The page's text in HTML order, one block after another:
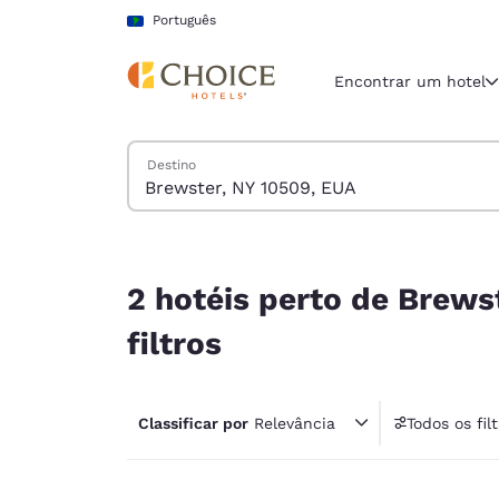
Pular Para Conteúdo Principal
Português
Região e
Américas
América
Encontrar um hotel
Pesquisar hotéis
Destino
2 hotéis perto de
filtros
Classificar por Relevância Todos os
1